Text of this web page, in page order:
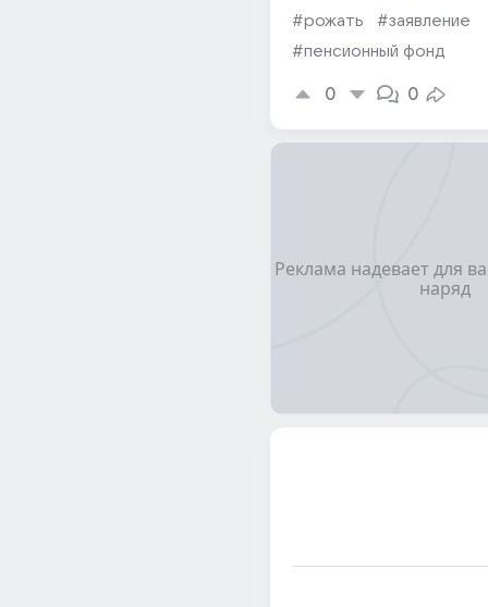
#рожать
#заявление
#пенсионный фонд
0 0